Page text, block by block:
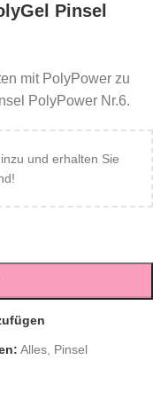
Pinsel
mit PolyPower zu
PolyPower Nr.6.
und erhalten Sie
Alles, Pinsel